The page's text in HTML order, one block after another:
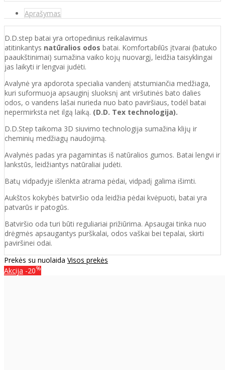
Aprašymas
D.D.step batai yra ortopedinius reikalavimus
atitinkantys natūralios odos batai. Komfortabilūs įtvarai (batuko
paaukštinimai) sumažina vaiko kojų nuovargį, leidžia taisyklingai
jas laikyti ir lengvai judėti.
Avalynė yra apdorota specialia vandenį atstumiančia medžiaga,
kuri suformuoja apsauginį sluoksnį ant viršutinės bato dalies
odos, o vandens lašai nurieda nuo bato paviršiaus, todėl batai
nepermirksta net ilgą laiką. (D.D. Tex technologija).
D.D.Step taikoma 3D siuvimo technologija sumažina klijų ir
cheminių medžiagų naudojimą.
Avalynės padas yra pagamintas iš natūralios gumos. Batai lengvi ir
lankstūs, leidžiantys natūraliai judėti.
Batų vidpadyje išlenkta atrama pėdai, vidpadį galima išimti.
Aukštos kokybės batviršio oda leidžia pėdai kvėpuoti, batai yra
patvarūs ir patogūs.
Batviršio oda turi būti reguliariai prižiūrima. Apsaugai tinka nuo
drėgmės apsaugantys purškalai, odos vaškai bei tepalai, skirti
paviršinei odai.
Prekės su nuolaida Visos prekės
Akcija -20%